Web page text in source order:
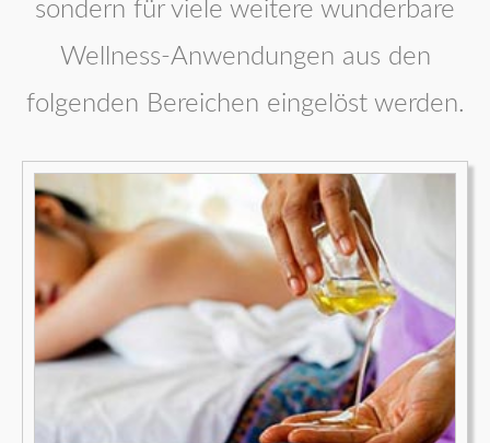
sondern für viele weitere wunderbare
Wellness-Anwendungen aus den
folgenden Bereichen eingelöst werden.